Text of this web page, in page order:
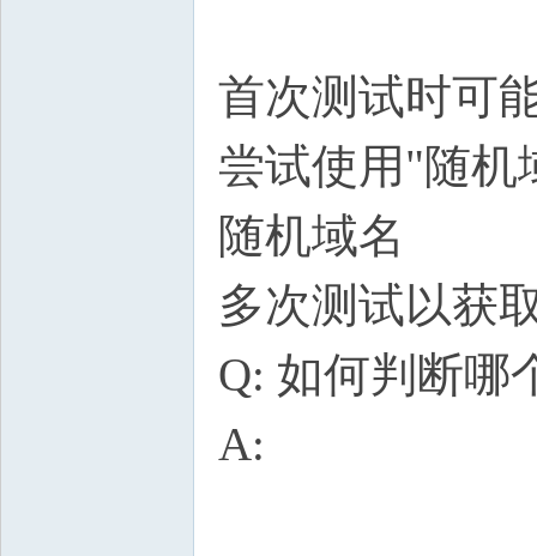
首次测试时可
尝试使用"随机
随机域名
多次测试以获
Q: 如何判断哪
A: